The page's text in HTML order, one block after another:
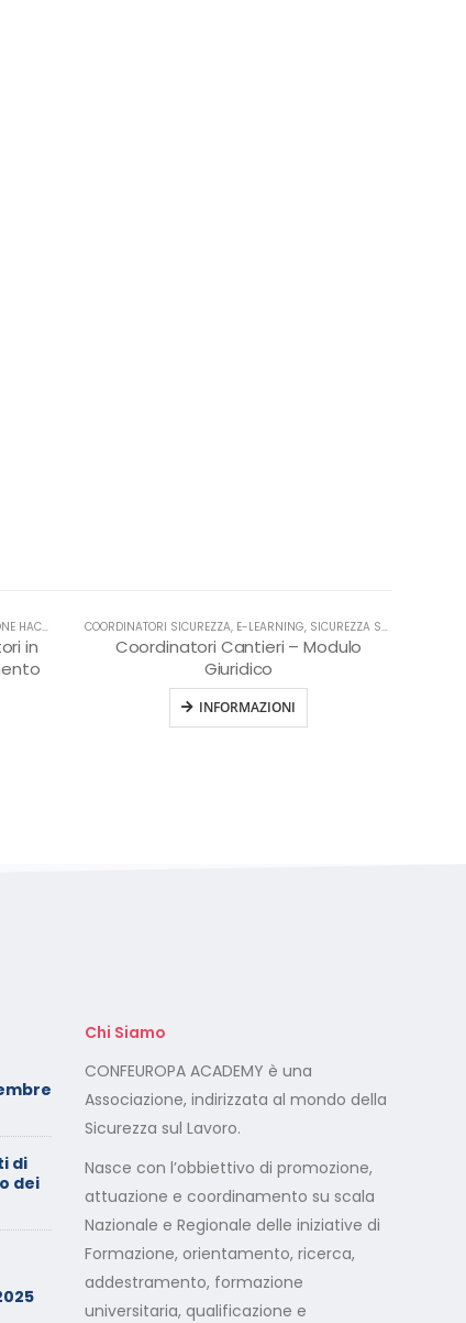
ITALIANA ,HACCP
in
COORDINATORI SICUREZZA, E-LEARNING, SICUREZZA SUL LAVORO
Coordinatori Cantieri – Modulo
Giuridico
INFORMAZIONI
di
dei
Foto dei minori sui social:
serve il consenso di
entrambi i genitori
Calendario Corsi
Videoconferenza Maggio –
Giugno 2026
Minimarket di Rozzano al
setaccio
Chi Siamo
CONFEUROPA ACADEMY è una
Associazione, indirizzata al mondo della
Sicurezza sul Lavoro.
Nasce con l’obbiettivo di promozione,
attuazione e coordinamento su scala
Nazionale e Regionale delle iniziative di
Formazione, orientamento, ricerca,
addestramento, formazione
universitaria, qualificazione e